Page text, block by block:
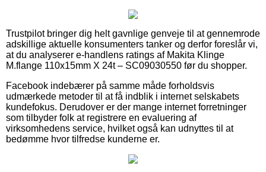
Trustpilot bringer dig helt gavnlige genveje til at gennemrode
adskillige aktuelle konsumenters tanker og derfor foreslår vi,
at du analyserer e-handlens ratings af Makita Klinge
M.flange 110x15mm X 24t – SC09030550 før du shopper.
Facebook indebærer på samme måde forholdsvis
udmærkede metoder til at få indblik i internet selskabets
kundefokus. Derudover er der mange internet forretninger
som tilbyder folk at registrere en evaluering af
virksomhedens service, hvilket også kan udnyttes til at
bedømme hvor tilfredse kunderne er.